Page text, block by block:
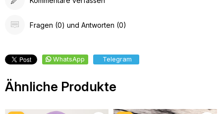
Fragen (0) und Antworten (0)
WhatsApp Telegram
Ähnliche Produkte